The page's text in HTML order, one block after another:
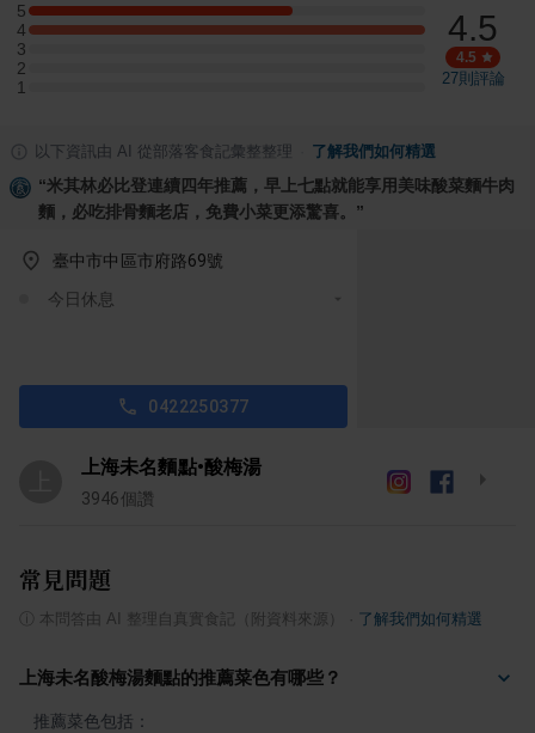
5
5 星：2 則評論
4
4 星：3 則評論
3
3 星：0 則評論
2
2 星：0 則評論
1
1 星：0 則評論
4.5
4.5
27則評論
以下資訊由 AI 從部落客食記彙整整理 了解我們如何精選
“米其林必比登連續四年推薦，早上七點就能享用美味酸菜麵牛肉
麵，必吃排骨麵老店，免費小菜更添驚喜。 ”
臺中市中區市府路69號
今日休息
0422250377
上海未名麵點•酸梅湯
3946個讚
常見問題
本問答由 AI 整理自真實食記（附資料來源） 了解我們如何精選
上海未名酸梅湯麵點的推薦菜色有哪些？